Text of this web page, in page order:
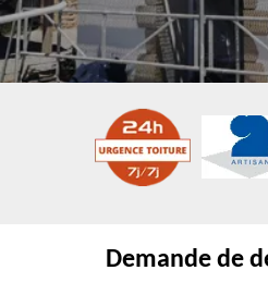
Demande de